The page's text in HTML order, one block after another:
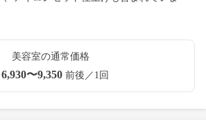
美容室の通常価格
〜9,350前後／1回